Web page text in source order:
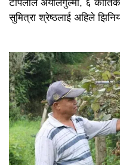
टोपलाल अर्यालगुल्मी, ६
सुमित्रा श्रेष्ठलाई अहिले